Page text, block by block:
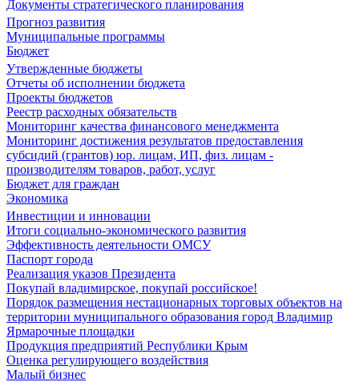
Документы стратегического планирования
Прогноз развития
Муниципальные программы
Бюджет
Утвержденные бюджеты
Отчеты об исполнении бюджета
Проекты бюджетов
Реестр расходных обязательств
Мониторинг качества финансового менеджмента
Мониторинг достижения результатов предоставления
субсидий (грантов) юр. лицам, ИП, физ. лицам -
производителям товаров, работ, услуг
Бюджет для граждан
Экономика
Инвестиции и инновации
Итоги социально-экономического развития
Эффективность деятельности ОМСУ
Паспорт города
Реализация указов Президента
Покупай владимирское, покупай российское!
Порядок размещения нестационарных торговых объектов на
территории муниципального образования город Владимир
Ярмарочные площадки
Продукция предприятий Республики Крым
Оценка регулирующего воздействия
Малый бизнес